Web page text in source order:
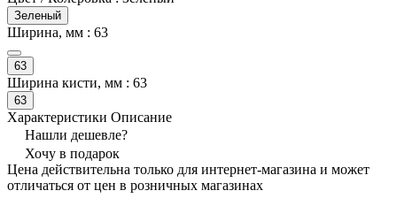
Зеленый
Ширина, мм : 63
63
Ширина кисти, мм : 63
63
Характеристики Описание
Нашли дешевле?
Хочу в подарок
Цена действительна только для интернет-магазина и может
отличаться от цен в розничных магазинах